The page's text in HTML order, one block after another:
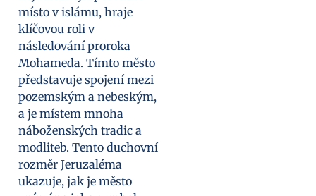
místo v islámu, hraje
klíčovou roli v
následování proroka
Mohameda. Tímto město
představuje spojení mezi
pozemským a nebeským,
a je místem mnoha
náboženských tradic a
modliteb. Tento duchovní
rozměr Jeruzaléma
ukazuje, jak je město